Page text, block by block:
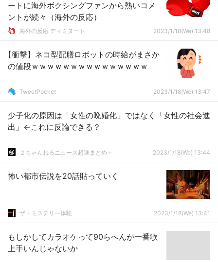
ートに海外ボクシングファンから熱いコメ
ントが続々（海外の反応）
海外の反応 ディミヌート 2023/1/18(We) 13:48
【衝撃】ネコ型配膳ロボットの時給がまさか
の値段ｗｗｗｗｗｗｗｗｗｗｗｗｗｗｗ
TweetPocket 2023/1/18(We) 13:47
少子化の原因は「女性の晩婚化」ではなく「女性の社会進
出」←これに反論できる？
２ちゃんねるニュース超速まとめ＋ 2023/1/18(We) 13:44
怖い都市伝説を20話貼っていく
ザ・ミステリー体験 2023/1/18(We) 13:41
もしかしてカラオケって90らへんが一番歌
上手いんじゃないか